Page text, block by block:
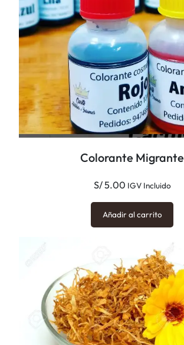
Colorante Migrante
S/5.00 IGV Incluido
Añadir al carrito